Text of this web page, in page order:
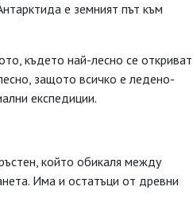
е земният път към
където най-лесно се откриват
защото всичко е ледено-
експедиции.
който обикаля между
Има и остатъци от древни